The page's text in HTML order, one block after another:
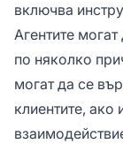
включва
Агентите
по няколко
могат да се
клиентите,